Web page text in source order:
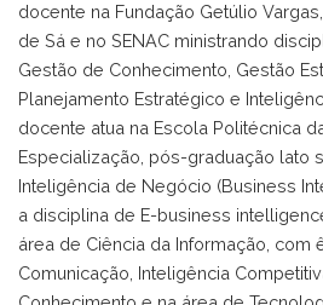
docente na Fundação Getúlio
de Sá e no SENAC ministrando
Gestão de Conhecimento, Gestão
Planejamento Estratégico e
docente atua na Escola Politécnica
Especialização, pós-graduação lato
Inteligência de Negócio (Business
a disciplina de E-business
área de Ciência da Informação, com
Comunicação, Inteligência